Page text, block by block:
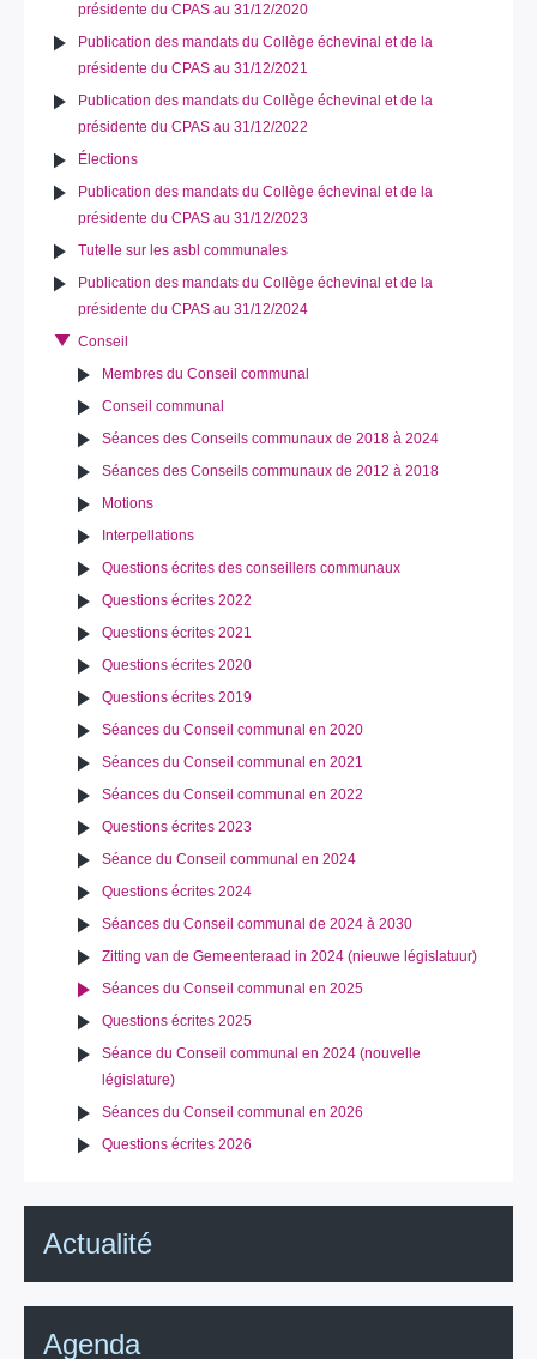
présidente du CPAS au 31/12/2020
Publication des mandats du Collège échevinal et de la
présidente du CPAS au 31/12/2021
Publication des mandats du Collège échevinal et de la
présidente du CPAS au 31/12/2022
Élections
Publication des mandats du Collège échevinal et de la
présidente du CPAS au 31/12/2023
Tutelle sur les asbl communales
Publication des mandats du Collège échevinal et de la
présidente du CPAS au 31/12/2024
Conseil
Membres du Conseil communal
Conseil communal
Séances des Conseils communaux de 2018 à 2024
Séances des Conseils communaux de 2012 à 2018
Motions
Interpellations
Questions écrites des conseillers communaux
Questions écrites 2022
Questions écrites 2021
Questions écrites 2020
Questions écrites 2019
Séances du Conseil communal en 2020
Séances du Conseil communal en 2021
Séances du Conseil communal en 2022
Questions écrites 2023
Séance du Conseil communal en 2024
Questions écrites 2024
Séances du Conseil communal de 2024 à 2030
Zitting van de Gemeenteraad in 2024 (nieuwe législatuur)
Séances du Conseil communal en 2025
Questions écrites 2025
Séance du Conseil communal en 2024 (nouvelle
législature)
Séances du Conseil communal en 2026
Questions écrites 2026
Actualité
Agenda